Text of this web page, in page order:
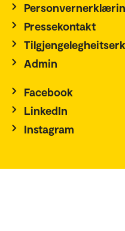
Pressekontakt
Admin
Facebook
LinkedIn
Instagram